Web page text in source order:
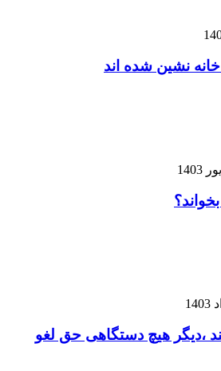
نشین شده اند
،دیگر هیچ دستگاهی حق لغو